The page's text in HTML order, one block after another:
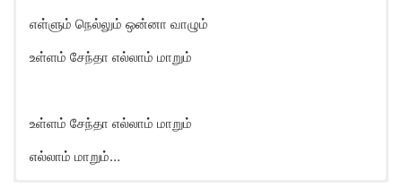
எள்ளும் நெல்லும் ஒன்னா வாழும்
உள்ளம் சேந்தா எல்லாம் மாறும்
உள்ளம் சேந்தா எல்லாம் மாறும்
எல்லாம் மாறும்…